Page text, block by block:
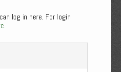
log in here. For login
.